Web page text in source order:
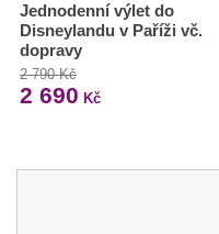
Jednodenní výlet do
Disneylandu v Paříži vč.
dopravy
2 790 Kč
2 690 Kč